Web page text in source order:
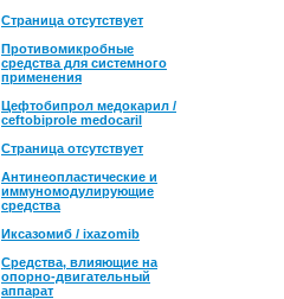
Страница отсутствует
Противомикробные
средства для системного
применения
Цефтобипрол медокарил /
ceftobiprole medocaril
Страница отсутствует
Антинеопластические и
иммуномодулирующие
средства
Иксазомиб / ixazomib
Средства, влияющие на
опорно-двигательный
аппарат